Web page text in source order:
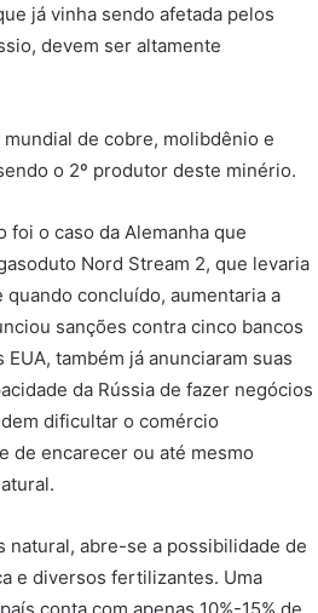
já vinha sendo afetada pelos
devem ser altamente
de cobre, molibdênio e
o 2º produtor deste minério.
foi o caso da Alemanha que
Nord Stream 2, que levaria
quando concluído, aumentaria a
sanções contra cinco bancos
também já anunciaram suas
da Rússia de fazer negócios
dificultar o comércio
de encarecer ou até mesmo
natural, abre-se a possibilidade de
e diversos fertilizantes. Uma
conta com apenas 10%-15% de